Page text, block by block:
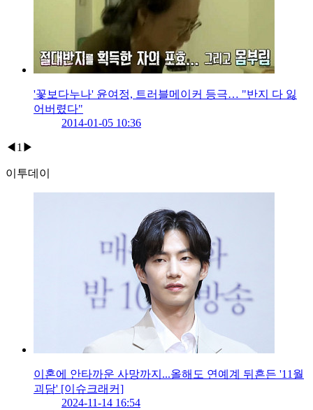
'꽃보다누나' 윤여정, 트러블메이커 등극… "반지 다 잃
어버렸다"
2014-01-05 10:36
◀ 1 ▶
이투데이
이혼에 안타까운 사망까지...올해도 연예계 뒤흔든 '11월
괴담' [이슈크래커]
2024-11-14 16:54